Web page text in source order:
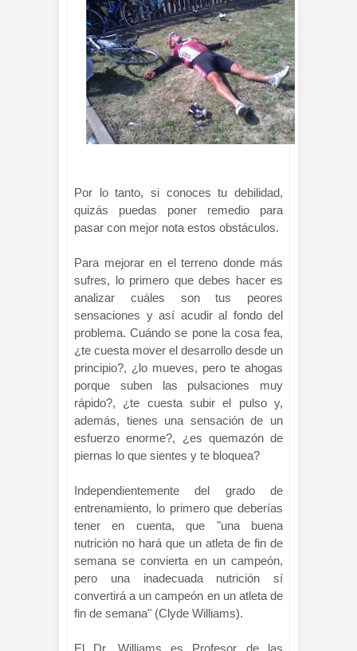
Por lo tanto, si conoces tu debilidad,
quizás puedas poner remedio para
pasar con mejor nota estos obstáculos.
Para mejorar en el terreno donde más
sufres, lo primero que debes hacer es
analizar cuáles son tus peores
sensaciones y así acudir al fondo del
problema. Cuándo se pone la cosa fea,
¿te cuesta mover el desarrollo desde un
principio?, ¿lo mueves, pero te ahogas
porque suben las pulsaciones muy
rápido?, ¿te cuesta subir el pulso y,
además, tienes una sensación de un
esfuerzo enorme?, ¿es quemazón de
piernas lo que sientes y te bloquea?
Independientemente del grado de
entrenamiento, lo primero que deberías
tener en cuenta, que "una buena
nutrición no hará que un atleta de fin de
semana se convierta en un campeón,
pero una inadecuada nutrición sí
convertirá a un campeón en un atleta de
fin de semana" (Clyde Williams).
El Dr. Williams es Profesor de las